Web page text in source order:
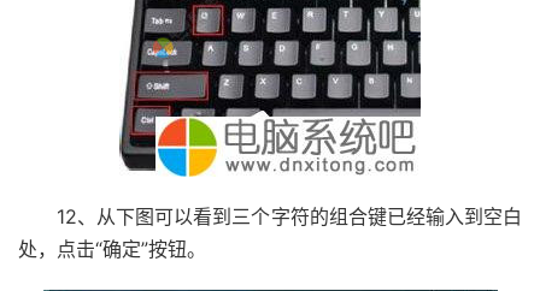
12、从下图可以看到三个字符的组合键已经输入到空白
处，点击“确定”按钮。